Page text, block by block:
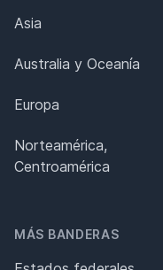
Asia
Australia y Oceanía
Europa
Norteamérica,
Centroamérica
MÁS BANDERAS